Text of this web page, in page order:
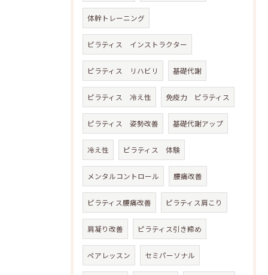
体幹トレーニング
ピラティス インストラクター
ピラティス リハビリ 基礎代謝
ピラティス 冷え性 免疫力 ピラティス
ピラティス 姿勢改善 基礎代謝アップ
冷え性 ピラティス 体験
メンタルコントロール 腰痛改善
ピラティス腰痛改善 ピラティス肩こり
肩凝り改善 ピラティス引き締め
ペアレッスン セミパーソナル